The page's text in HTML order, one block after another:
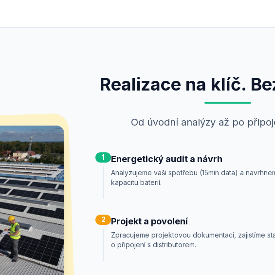
Realizace na klíč.
Od úvodní analýzy až po
1 Energetický audit a návrh
Analyzujeme vaši spotřebu (15min data) a
kapacitu baterií.
2 Projekt a povolení
Zpracujeme projektovou dokumentaci, zajistíme
o připojení s distributorem.